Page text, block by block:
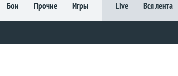
Бои Прочие Игры Live Вся лента